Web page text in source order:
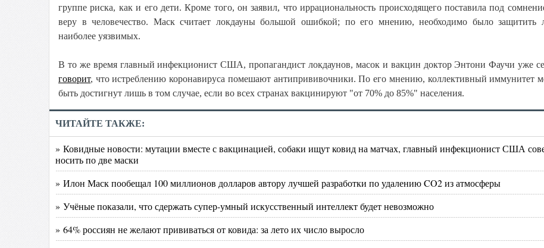
группе риска, как и его дети. Кроме того, он заявил, что иррациональность происходящего поставила под
веру в человечество. Маск считает локдауны большой ошибкой; по его мнению, необходимо было защитить
наиболее уязвимых.
В то же время главный инфекционист США, пропагандист локдаунов, масок и вакцин доктор Энтони Фаучи уже
говорит, что истреблению коронавируса помешают антипрививочники. По его мнению, коллективный иммунитет
быть достигнут лишь в том случае, если во всех странах вакцинируют "от 70% до 85%" населения.
ЧИТАЙТЕ ТАКЖЕ:
» Ковидные новости: мутации вместе с вакцинацией, собаки ищут ковид на матчах, главный инфекционист США
носить по две маски
» Илон Маск пообещал 100 миллионов долларов автору лучшей разработки по удалению CO2 из атмосферы
» Учёные показали, что сдержать супер-умный искусственный интеллект будет невозможно
» 64% россиян не желают прививаться от ковида: за лето их число выросло